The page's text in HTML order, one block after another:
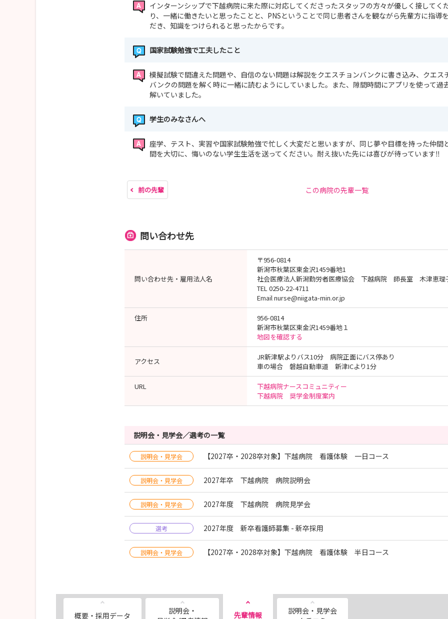
インターンシップで下越病院に来た際に対応してくださったスタッフの方々が優しく接してく
り、一緒に働きたいと思ったことと、PNSということで同じ患者さんを観ながら先輩方に指導
だき、知識をつけられると思ったからです。
国家試験勉強で工夫したこと
模擬試験で間違えた問題や、自信のない問題は解説をクエスチョンバンクに書き込み、クエス
バンクの問題を解く時に一緒に読むようにしていました。また、隙間時間にアプリを使って過
解いていました。
学生のみなさんへ
座学、テスト、実習や国家試験勉強で忙しく大変だと思いますが、同じ夢や目標を持った仲間
間を大切に、悔いのない学生生活を送ってください。耐え抜いた先には喜びが待っています‼
前の先輩 この病院の先輩一覧
問い合わせ先
問い合わせ先・雇用法人名
〒956-0814
新潟市秋葉区東金沢1459番地1
社会医療法人新潟勤労者医療協会 下越病院 師長室 木津恵理
TEL 0250-22-4711
Email nurse@niigata-min.or.jp
住所
956-0814
新潟市秋葉区東金沢1459番地１
地図を確認する
アクセス
JR新津駅よりバス10分 病院正面にバス停あり
車の場合 磐越自動車道 新津ICより1分
URL
下越病院ナースコミュニティー
下越病院 奨学金制度案内
説明会・見学会／選考の一覧
説明会・見学会 【2027卒・2028卒対象】下越病院 看護体験 一日コース
説明会・見学会 2027年卒 下越病院 病院説明会
説明会・見学会 2027年度 下越病院 病院見学会
選考 2027年度 新卒看護師募集 - 新卒採用
説明会・見学会 【2027卒・2028卒対象】下越病院 看護体験 半日コース
概要・採用データ
説明会・
先輩情報
説明会・見学会